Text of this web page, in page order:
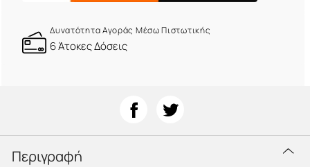
Δυνατότητα Αγοράς Μέσω Πιστωτικής
6 Άτοκες Δόσεις
Περιγραφή